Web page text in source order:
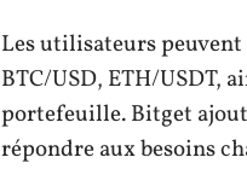
Les utilisateurs peuvent
BTC/USD, ETH/USDT,
portefeuille. Bitget
répondre aux besoins